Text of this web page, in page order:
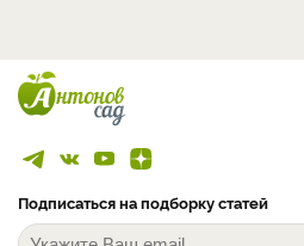
Подписаться на подборку статей